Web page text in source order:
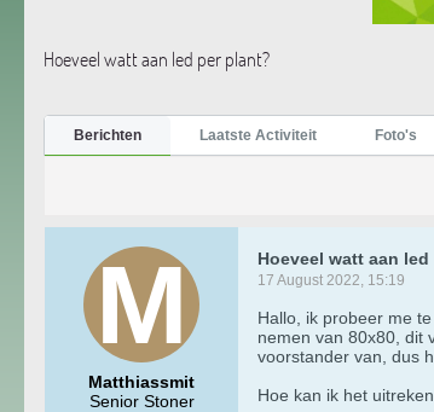
Hoeveel watt aan led per plant?
Berichten Laatste Activiteit Foto's
Matthiassmit
Senior Stoner
Hoeveel watt aan
17 August 2022, 15:19
Hallo, ik probeer me
nemen van 80x80, dit
voorstander van, dus
Hoe kan ik het